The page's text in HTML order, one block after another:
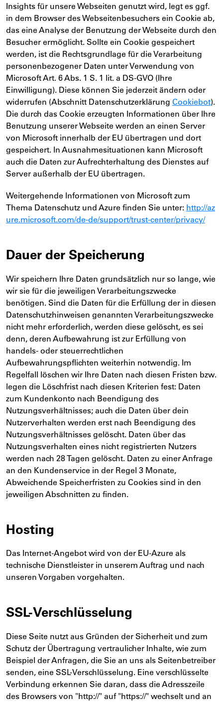
Insights für unsere Webseiten genutzt wird, legt es ggf.
in dem Browser des Webseitenbesuchers ein Cookie ab,
das eine Analyse der Benutzung der Webseite durch den
Besucher ermöglicht. Sollte ein Cookie gespeichert
werden, ist die Rechtsgrundlage für die Verarbeitung
personenbezogener Daten unter Verwendung von
Microsoft Art. 6 Abs. 1 S. 1 lit. a DS-GVO (Ihre
Einwilligung). Diese können Sie jederzeit ändern oder
widerrufen (Abschnitt Datenschutzerklärung Cookiebot).
Die durch das Cookie erzeugten Informationen über Ihre
Benutzung unserer Webseite werden an einen Server
von Microsoft innerhalb der EU übertragen und dort
gespeichert. In Ausnahmesituationen kann Microsoft
auch die Daten zur Aufrechterhaltung des Dienstes auf
Server außerhalb der EU übertragen.
Weitergehende Informationen von Microsoft zum
Thema Datenschutz und Azure finden Sie unter: http://az
ure.microsoft.com/de-de/support/trust-center/privacy/
Dauer der Speicherung
Wir speichern Ihre Daten grundsätzlich nur so lange, wie
wir sie für die jeweiligen Verarbeitungszwecke
benötigen. Sind die Daten für die Erfüllung der in diesen
Datenschutzhinweisen genannten Verarbeitungszwecke
nicht mehr erforderlich, werden diese gelöscht, es sei
denn, deren Aufbewahrung ist zur Erfüllung von
handels- oder steuerrechtlichen
Aufbewahrungspflichten weiterhin notwendig. Im
Regelfall löschen wir Ihre Daten nach diesen Fristen bzw.
legen die Löschfrist nach diesen Kriterien fest: Daten
zum Kundenkonto nach Beendigung des
Nutzungsverhältnisses; auch die Daten über dein
Nutzerverhalten werden erst nach Beendigung des
Nutzungsverhältnisses gelöscht. Daten über das
Nutzungsverhalten eines nicht registrierten Nutzers
werden nach 28 Tagen gelöscht. Daten zu einer Anfrage
an den Kundenservice in der Regel 3 Monate,
Abweichende Speicherfristen zu Cookies sind in den
jeweiligen Abschnitten zu finden.
Hosting
Das Internet-Angebot wird von der EU-Azure als
technische Dienstleister in unserem Auftrag und nach
unseren Vorgaben vorgehalten.
SSL-Verschlüsselung
Diese Seite nutzt aus Gründen der Sicherheit und zum
Schutz der Übertragung vertraulicher Inhalte, wie zum
Beispiel der Anfragen, die Sie an uns als Seitenbetreiber
senden, eine SSL-Verschlüsselung. Eine verschlüsselte
Verbindung erkennen Sie daran, dass die Adresszeile
des Browsers von "http://" auf "https://" wechselt und an